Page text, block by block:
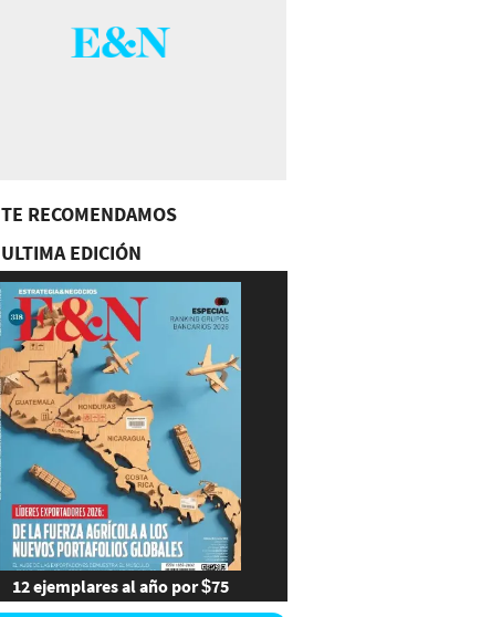
TE RECOMENDAMOS
ULTIMA EDICIÓN
12 ejemplares al año por $75